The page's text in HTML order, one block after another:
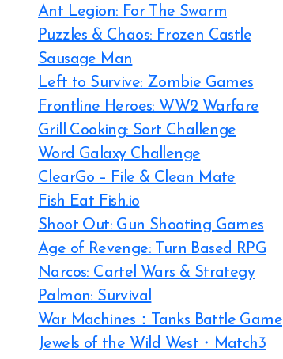
Ant Legion: For The Swarm
Puzzles & Chaos: Frozen Castle
Sausage Man
Left to Survive: Zombie Games
Frontline Heroes: WW2 Warfare
Grill Cooking: Sort Challenge
Word Galaxy Challenge
ClearGo – File & Clean Mate
Fish Eat Fish.io
Shoot Out: Gun Shooting Games
Age of Revenge: Turn Based RPG
Narcos: Cartel Wars & Strategy
Palmon: Survival
War Machines：Tanks Battle Game
Jewels of the Wild West・Match3